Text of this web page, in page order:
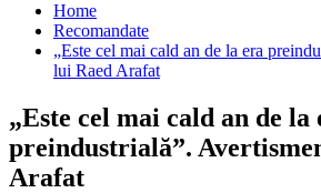
Home
Recomandate
„Este cel mai cald an de la era
lui Raed Arafat
„Este cel mai cald an de la
preindustrială”.
Arafat